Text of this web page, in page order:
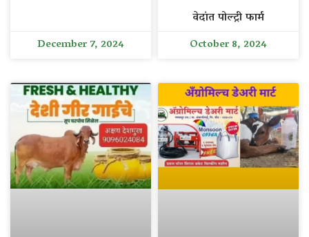
December 7, 2024
वेदांत पोल्ट्री फार्म
October 8, 2024